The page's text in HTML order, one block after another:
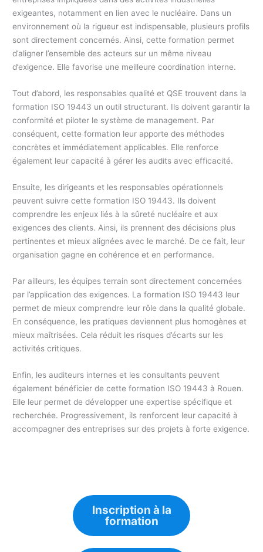
exigeantes, notamment en lien avec le nucléaire. Dans un
environnement où la rigueur est indispensable, plusieurs profils
sont directement concernés. Ainsi, cette formation permet
d’aligner l’ensemble des acteurs sur un même niveau
d’exigence. Elle favorise une meilleure coordination interne.
Tout d’abord, les responsables qualité et QSE trouvent dans la
formation ISO 19443 un outil structurant. Ils doivent garantir la
conformité et piloter le système de management. Par
conséquent, cette formation leur apporte des méthodes
concrètes et immédiatement applicables. Elle renforce
également leur capacité à gérer les audits avec efficacité.
Ensuite, les dirigeants et les responsables opérationnels
peuvent suivre cette formation ISO 19443. Ils doivent
comprendre les enjeux liés à la sûreté nucléaire et aux
exigences des clients. Ainsi, ils prennent des décisions plus
pertinentes et mieux alignées avec le marché. De ce fait, leur
organisation gagne en cohérence et en performance.
Par ailleurs, les équipes terrain sont directement concernées
par l’application des exigences. La formation ISO 19443 leur
permet de mieux comprendre leur rôle dans la qualité globale.
En conséquence, les pratiques deviennent plus homogènes et
mieux maîtrisées. Cela réduit les risques d’écarts sur les
activités critiques.
Enfin, les auditeurs internes et les consultants peuvent
également bénéficier de cette formation ISO 19443 à Rouen.
Elle leur permet de développer une expertise spécifique et
recherchée. Progressivement, ils renforcent leur capacité à
accompagner des entreprises sur des projets à forte exigence.
Inscription à la
formation